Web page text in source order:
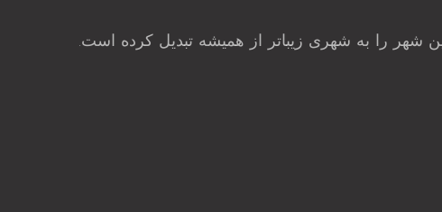
شهر را به شهری زیباتر از همیشه تبدیل کرده است.